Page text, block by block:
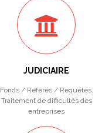
JUDICIAIRE
Fonds / Référés / Requêtes.
Traitement de difficultés des
entreprises